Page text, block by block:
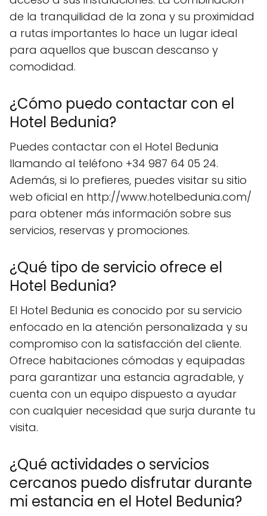
de la tranquilidad de la zona y su proximidad
a rutas importantes lo hace un lugar ideal
para aquellos que buscan descanso y
comodidad.
¿Cómo puedo contactar con el
Hotel Bedunia?
Puedes contactar con el Hotel Bedunia
llamando al teléfono +34 987 64 05 24.
Además, si lo prefieres, puedes visitar su sitio
web oficial en http://www.hotelbedunia.com/
para obtener más información sobre sus
servicios, reservas y promociones.
¿Qué tipo de servicio ofrece el
Hotel Bedunia?
El Hotel Bedunia es conocido por su servicio
enfocado en la atención personalizada y su
compromiso con la satisfacción del cliente.
Ofrece habitaciones cómodas y equipadas
para garantizar una estancia agradable, y
cuenta con un equipo dispuesto a ayudar
con cualquier necesidad que surja durante tu
visita.
¿Qué actividades o servicios
cercanos puedo disfrutar durante
mi estancia en el Hotel Bedunia?